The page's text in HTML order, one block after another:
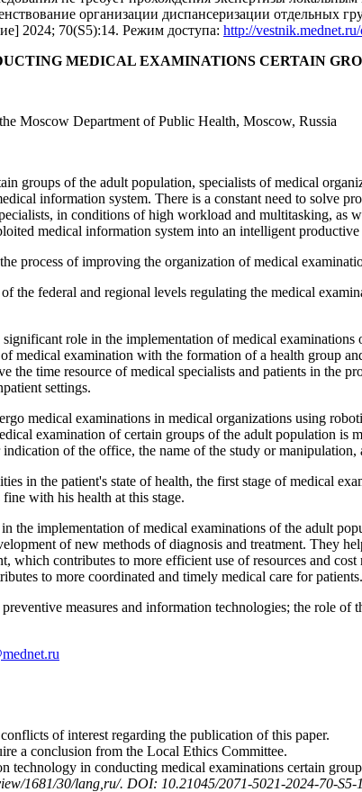
организации диспансеризации отдельных
2024; 70(S5):14. Режим доступа: http://
MEDICAL EXAMINATIONS CERTAIN
Moscow Department of Public Health, Moscow, Russia
groups of the adult population, specialists of medical
information system. There is a constant need to solve
in conditions of high workload and multitasking, as
medical information system into an intelligent productive
process of improving the organization of medical
the federal and regional levels regulating the medical
role in the implementation of medical
medical examination with the formation of a health group
time resource of medical specialists and patients in the
settings.
medical examinations in medical organizations using
examination of certain groups of the adult population is
of the office, the name of the study or manipulation,
in the patient's state of health, the first stage of medical
with his health at this stage.
the implementation of medical examinations of the adult
of new methods of diagnosis and treatment. They
which contributes to more efficient use of resources and
to more coordinated and timely medical care for patients.
measures and information technologies; the role
of interest regarding the publication of this paper.
a conclusion from the Local Ethics Committee.
in conducting medical examinations certain
1681/30/lang,ru/. DOI: 10.21045/2071-5021-2024-70-S5-